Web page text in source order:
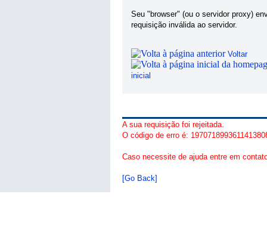
Seu "browser" (ou o servidor proxy)
requisição inválida ao servidor.
Voltar
inicial
A sua requisição foi rejeitada.
O código de erro é:
Caso necessite de ajuda entre em
[Go Back]